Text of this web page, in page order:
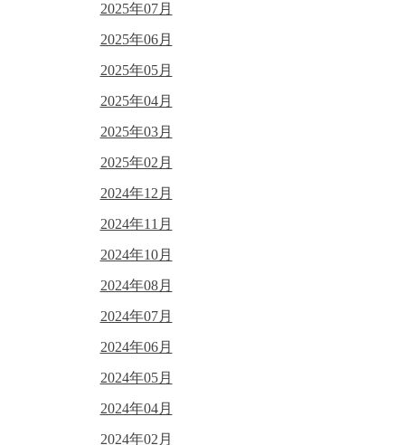
2025年07月
2025年06月
2025年05月
2025年04月
2025年03月
2025年02月
2024年12月
2024年11月
2024年10月
2024年08月
2024年07月
2024年06月
2024年05月
2024年04月
2024年02月